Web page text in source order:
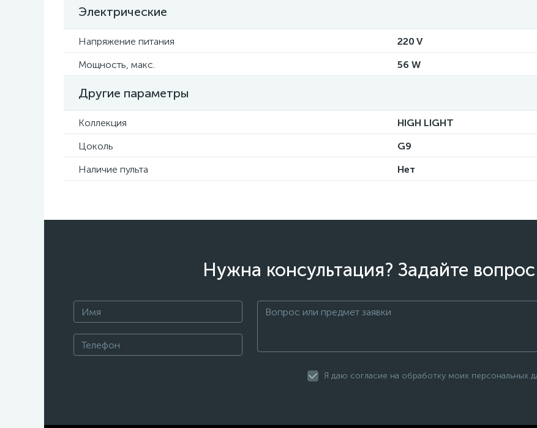
Электрические
Напряжение питания
220 V
Мощность, макс.
56 W
Другие параметры
Коллекция
HIGH LIGHT
Цоколь
G9
Наличие пульта
Нет
Нужна консультация? Задайте
Я даю согласие на обработку моих персональных